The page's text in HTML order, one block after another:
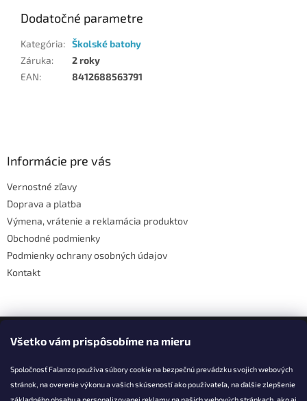
Všetko vám prispôsobíme na mieru
Spoločnosť Falanzo používa súbory cookie na bezpečnú prevádzku svojich webových
stránok, na overenie výkonu a vašich skúseností ako používateľa, na ďalšie zlepšenie
Dodatočné parametre
Kategória: Školské batohy
Záruka:
2 roky
EAN: 8412688563791
Informácie pre vás
Vernostné zľavy
Doprava a platba
Výmena, vrátenie a reklamácia produktov
Obchodné podmienky
Podmienky ochrany osobných údajov
Kontakt
Facebook